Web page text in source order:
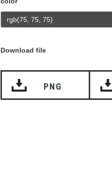
Download file
PNG